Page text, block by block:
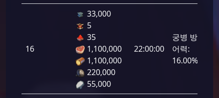
16
33,000
5
35
1,100,000
1,100,000
220,000
55,000
22:00:00
궁병 방
어력:
16.00%